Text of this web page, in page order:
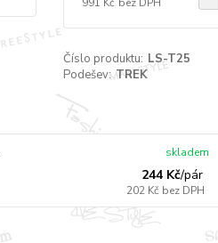
Číslo produktu: LS-T25
Podešev: TREK
244 Kč/pár
202 Kč bez DPH
skladem